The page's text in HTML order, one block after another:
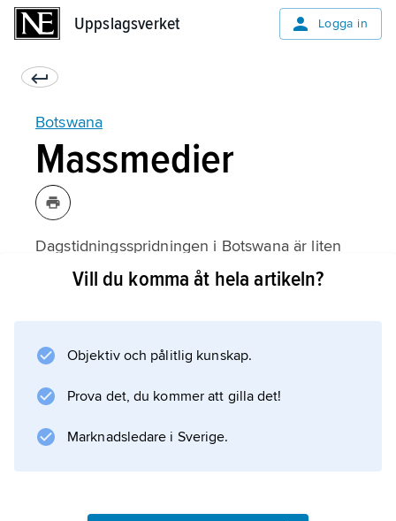
Uppslagsverket Logga in
Botswana
Massmedier
Dagstidningsspridningen i Botswana är liten
(27 tidningsex. per 1 000 invånare, 2000).
Gompieno (upplaga: 50 000 ex.).
Vill du komma åt hela artikeln?
Objektiv och pålitlig kunskap.
Prova det, du kommer att gilla det!
Marknadsledare i Sverige.